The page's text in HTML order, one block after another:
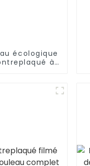
écologique
à